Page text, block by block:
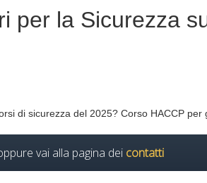
per la Sicurezza
di sicurezza del 2025? Corso HACCP per
vai alla pagina dei contatti